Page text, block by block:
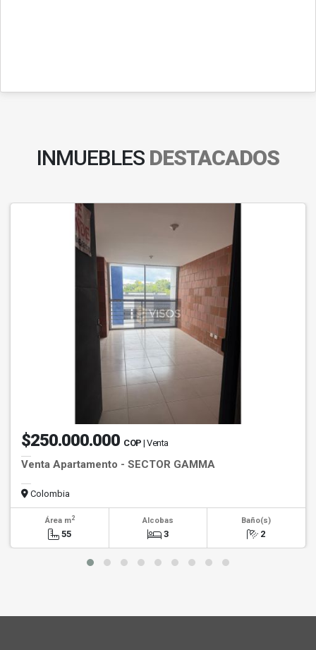
INMUEBLES DESTACADOS
$250.000.000 COP | Venta
Venta Apartamento - SECTOR GAMMA
Colombia
Área m2
55
Alcobas
3
Baño(s)
2